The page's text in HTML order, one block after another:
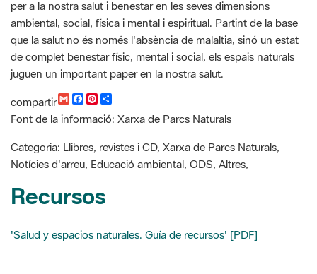
de complet benestar físic, mental i social, els espais naturals
juguen un important paper en la nostra salut.
compartir
G
m
a
i
F
a
c
e
b
o
o
k
P
i
n
t
e
r
e
s
C
o
m
p
t
i
Font de la informació: Xarxa de Parcs Naturals
Categoria: Llibres, revistes i CD, Xarxa de Parcs Naturals,
Notícies d'arreu, Educació ambiental, ODS, Altres,
Recursos
Cercador de notícies